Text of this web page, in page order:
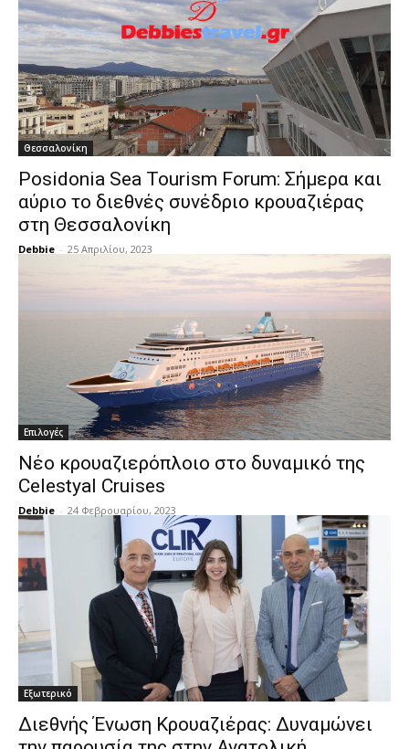
Θεσσαλονίκη
Posidonia Sea Tourism Forum: Σήμερα και
αύριο το διεθνές συνέδριο κρουαζιέρας
στη Θεσσαλονίκη
Debbie - 25 Απριλίου, 2023
Επιλογές
Νέο κρουαζιερόπλοιο στο δυναμικό της
Celestyal Cruises
Debbie - 24 Φεβρουαρίου, 2023
Εξωτερικό
Διεθνής Ένωση Κρουαζιέρας: Δυναμώνει